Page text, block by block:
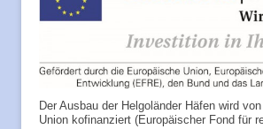
Der Ausbau der Helgoländer Häfen wird
Union kofinanziert (Europäischer Fond für